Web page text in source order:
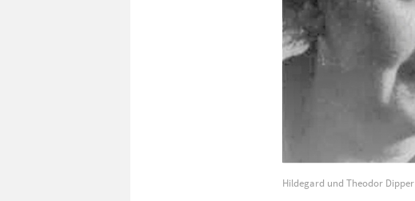
Hildegard und Theodor Dipper